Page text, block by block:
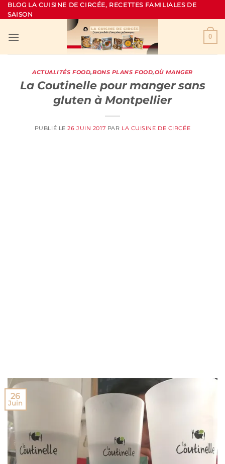
Passer
au
BLOG LA CUISINE DE CIRCÉE, RECETTES FAMILIALES DE
SAISON
0
ACTUALITÉS FOOD,BONS PLANS FOOD,OÙ MANGER
La Coutinelle pour manger sans
gluten à Montpellier
PUBLIÉ LE26 JUIN 2017 PAR LA CUISINE DE CIRCÉE
26
Juin